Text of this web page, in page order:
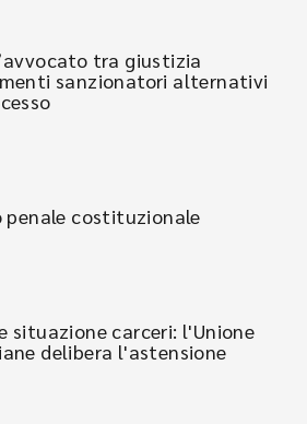
tra giustizia
sanzionatori alternativi
penale costituzionale
situazione carceri: l'Unione
delibera l'astensione